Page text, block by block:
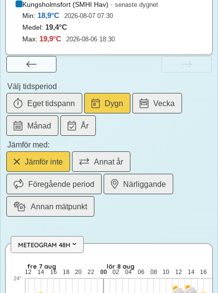
Kungsholmsfort (SMHI Hav) · senaste dygnet
Min: 18,9°C 2026-08-07 07:30
Medel: 19,4°C
Max: 19,9°C 2026-08-06 18:30
Välj tidsperiod
Eget tidspann Dygn Vecka
Månad År
Jämför med:
Jämför inte Annat år
Föregående period Närliggande
Annan mätpunkt
METEOGRAM 48H ›
fre 7 aug: 20,5 till 15,8 grader: ingen nederbörd: upp till 9,5
fre 7 aug lör 8 aug
12 14 16 18 20 22 00 02 04 06 08 10 12 14 16
24°